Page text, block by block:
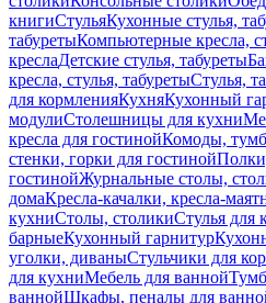
книгиСтульяКухонные стулья,
табуретыКомпьютерные кресла,
креслаДетские стулья, табуреты
кресла, стулья, табуретыСтулья,
для кормленияКухняКухонный
модулиСтолешницы для кухни
кресла для гостинойКомоды,
стенки, горки для гостиной
гостинойЖурнальные столы,
домаКресла-качалки, кресла-
кухниСтолы, столикиСтулья для
барныеКухонный гарнитур
уголки, диваныСтульчики для
для кухниМебель для ванной
ваннойШкафы, пеналы для